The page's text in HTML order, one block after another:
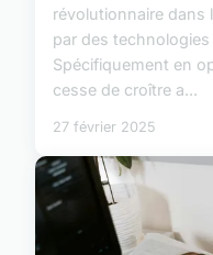
révolutionnaire dans
par des
Spécifiquement en
cesse de croître a...
27 février 2025